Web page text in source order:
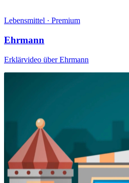
Lebensmittel · Premium
Ehrmann
Erklärvideo über Ehrmann